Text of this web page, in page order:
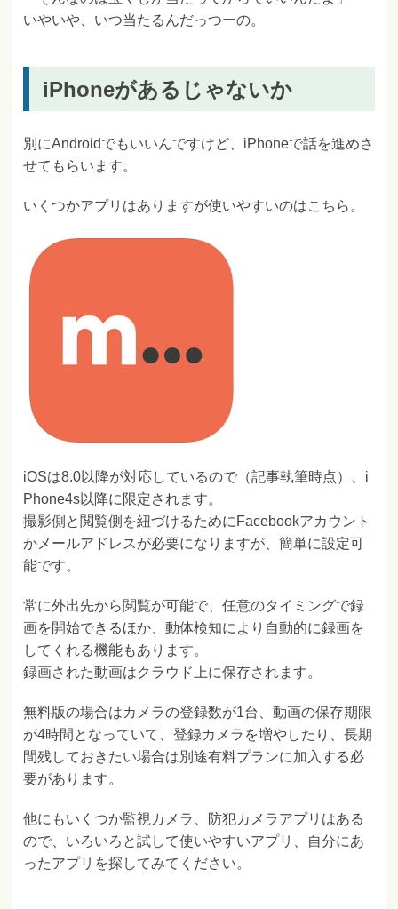
いやいや、いつ当たるんだっつーの。
iPhoneがあるじゃないか
別にAndroidでもいいんですけど、iPhoneで話を進めさ
せてもらいます。
いくつかアプリはありますが使いやすいのはこちら。
iOSは8.0以降が対応しているので（記事執筆時点）、i
Phone4s以降に限定されます。
撮影側と閲覧側を紐づけるためにFacebookアカウント
かメールアドレスが必要になりますが、簡単に設定可
能です。
常に外出先から閲覧が可能で、任意のタイミングで録
画を開始できるほか、動体検知により自動的に録画を
してくれる機能もあります。
録画された動画はクラウド上に保存されます。
無料版の場合はカメラの登録数が1台、動画の保存期限
が4時間となっていて、登録カメラを増やしたり、長期
間残しておきたい場合は別途有料プランに加入する必
要があります。
他にもいくつか監視カメラ、防犯カメラアプリはある
ので、いろいろと試して使いやすいアプリ、自分にあ
ったアプリを探してみてください。